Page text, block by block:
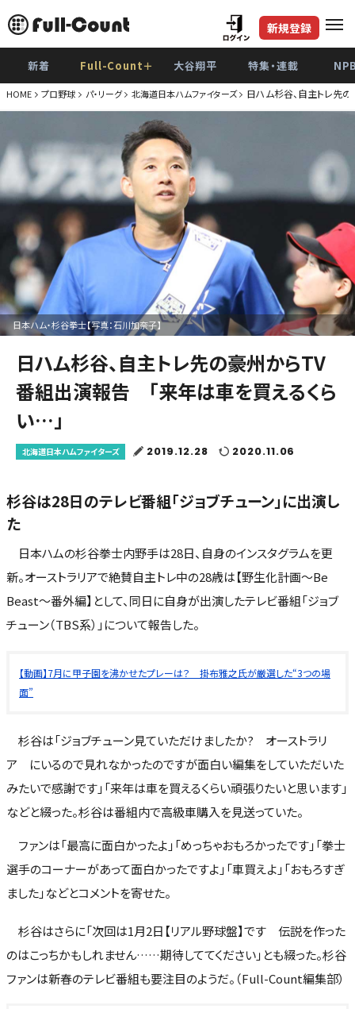
新規登録
新着 Full-Count＋ 大谷翔平 特集・連載
HOME プロ野球 パ・リーグ 北海道日本ハムファイターズ 日ハム杉谷、自主トレ先
日本ハム・杉谷拳士【写真：石川加奈子】
日ハム杉谷、自主トレ先の豪州からTV
番組出演報告 「来年は車を買えるくら
い…」
北海道日本ハムファイターズ 2019.12.28 2020.11.06
杉谷は28日のテレビ番組「ジョブチューン」に出演し
た
日本ハムの杉谷拳士内野手は28日、自身のインスタグラムを更
新。オーストラリアで絶賛自主トレ中の28歳は【野生化計画～Be
Beast～番外編】として、同日に自身が出演したテレビ番組「ジョブ
チューン（TBS系）」について報告した。
【動画】7月に甲子園を沸かせたプレーは？ 掛布雅之氏が厳選した“3つの場
面”
杉谷は「ジョブチューン見ていただけましたか? オーストラリ
ア にいるので見れなかったのですが面白い編集をしていただいた
みたいで感謝です」「来年は車を買えるくらい頑張りたいと思います」
などと綴った。杉谷は番組内で高級車購入を見送っていた。
ファンは「最高に面白かったよ」「めっちゃおもろかったです」「拳士
選手のコーナーがあって面白かったですよ」「車買えよ」「おもろすぎ
ました」などとコメントを寄せた。
杉谷はさらに「次回は1月2日【リアル野球盤】です 伝説を作った
のはこっちかもしれません……期待しててください」とも綴った。杉谷
ファンは新春のテレビ番組も要注目のようだ。（Full-Count編集部）